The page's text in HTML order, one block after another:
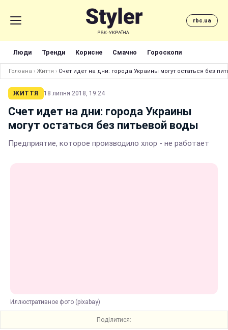
rbc.ua
Люди Тренди Корисне Смачно Гороскопи
Головна › Життя › Счет идет на дни: города Украины могут остаться без
ЖИТТЯ 18 липня 2018, 19:24
Счет идет на дни: города Украины
могут остаться без питьевой воды
Предприятие, которое производило хлор - не работает
Иллюстративное фото (pixabay)
Поділитися: